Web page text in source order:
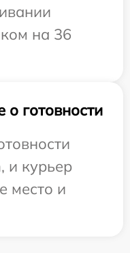
на 36
готовности
и курьер
место и